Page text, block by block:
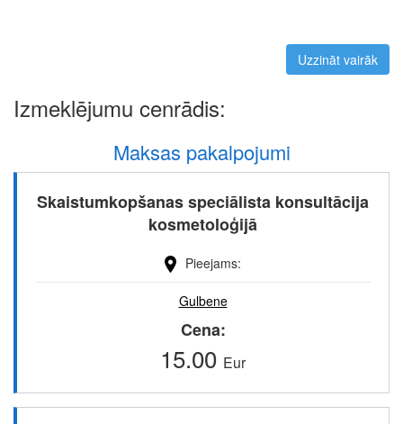
Uzzināt vairāk
Izmeklējumu cenrādis:
Maksas pakalpojumi
Skaistumkopšanas speciālista konsultācija
kosmetoloģijā
Pieejams
Gulbene
Cena
15.00 Eur